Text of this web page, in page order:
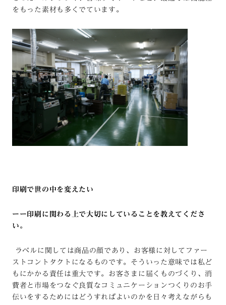
をもった素材も多くでています。
印刷で世の中を変えたい
ーー印刷に関わる上で大切にしていることを教えてくださ
い。
ラベルに関しては商品の顔であり、お客様に対してファー
ストコントタクトになるものです。そういった意味では私ど
もにかかる責任は重大です。お客さまに届くものづくり、消
費者と市場をつなぐ良質なコミュニケーションつくりのお手
伝いをするためにはどうすればよいのかを日々考えながらも